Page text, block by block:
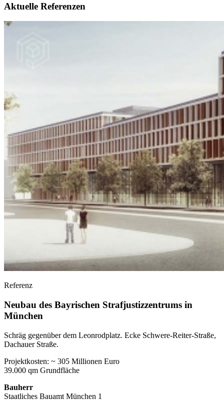
Aktuelle Referenzen
Referenz
Neubau des Bayrischen Strafjustizzentrums in
München
Schräg gegenüber dem Leonrodplatz. Ecke Schwere-Reiter-Straße,
Dachauer Straße.
Projektkosten: ~ 305 Millionen Euro
39.000 qm Grundfläche
Bauherr
Staatliches Bauamt München 1